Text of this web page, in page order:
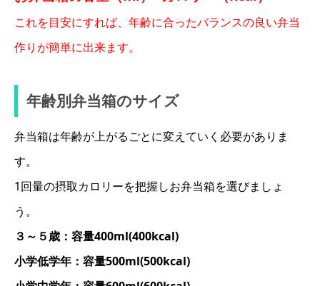
これを目安にすれば、年齢に合ったバランスの良い弁当
作りが簡単に出来ます。
年齢別弁当箱のサイズ
弁当箱は年齢が上がるごとに変えていく必要がありま
す。
1回量の摂取カロリーを把握しお弁当箱を選びましょ
う。
３～５歳：容量400ml(400kcal)
小学低学年：容量500ml(500kcal)